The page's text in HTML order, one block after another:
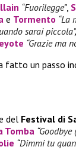
“Fuorilegge”,
e Tormento “La
sarai piccola”,
“Grazie ma
fatto un passo
del Festival di
Tomba “Goodbye
“Dimmi tu